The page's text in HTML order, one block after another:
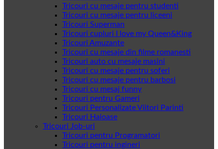
Tricouri cu mesaje pentru studenti
Tricouri cu mesaje pentru liceeni
Tricouri Superman
Tricouri cupluri I love my Queen&King
Tricouri Amuzante
Tricouri cu mesaje din filme romanesti
Tricouri auto cu mesaje masini
Tricouri cu mesaje pentru soferi
Tricouri cu mesaje pentru barbosi
Tricouri cu mesaj funny
Tricouri pentru Gameri
Tricouri Personalizate Viitori Parinti
Tricouri Haioase
Tricouri Job-uri
Tricouri pentru Programatori
Tricouri pentru ingineri